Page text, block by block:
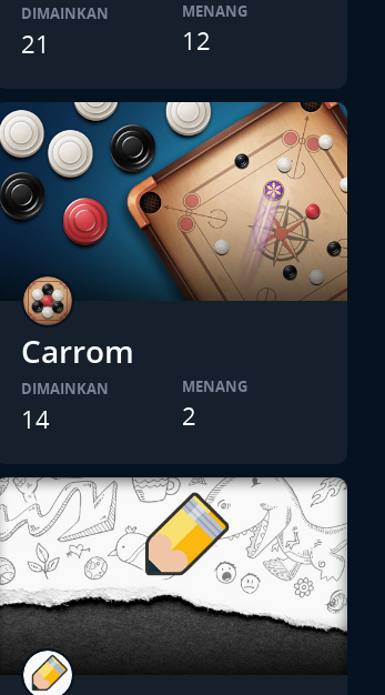
DIMAINKAN
21
MENANG
12
Carrom
DIMAINKAN
14
MENANG
2